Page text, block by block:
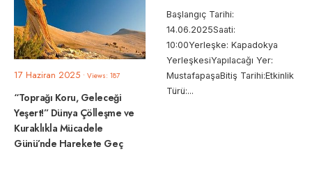
17 Haziran 2025 • Views: 187
“Toprağı Koru, Geleceği
Yeşert!” Dünya Çölleşme ve
Kuraklıkla Mücadele
Günü’nde Harekete Geç
Başlangıç Tarihi:
14.06.2025Saati:
10:00Yerleşke: Kapadokya
YerleşkesiYapılacağı Yer:
MustafapaşaBitiş Tarihi:Etkinlik
Türü:...